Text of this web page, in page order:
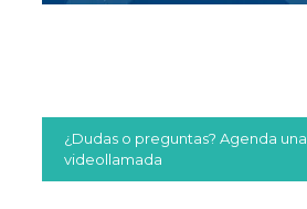
¿Dudas o preguntas? Agenda una
videollamada